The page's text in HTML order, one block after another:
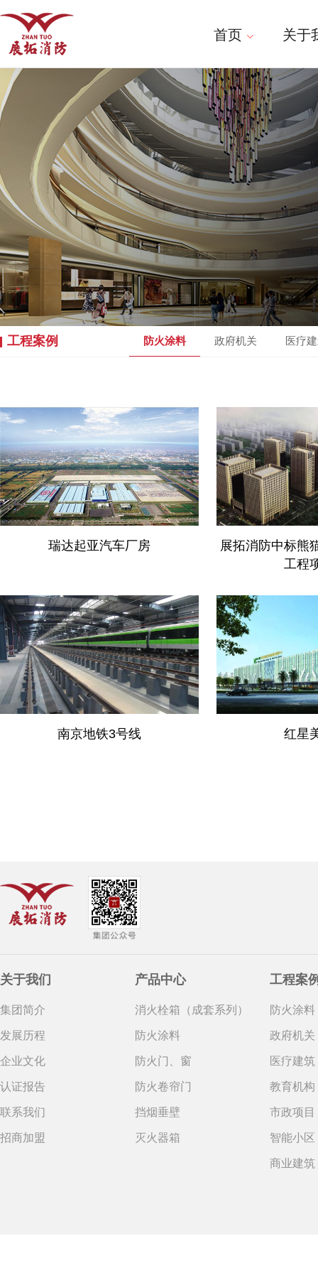
首页 关于
工程案例 防火涂料 政府机关 医疗
瑞达起亚汽车厂房
展拓消防中标熊
工程
南京地铁3号线 红星
关于我们
集团简介
发展历程
企业文化
认证报告
联系我们
招商加盟
产品中心
消火栓箱（成套系列）
防火涂料
防火门、窗
防火卷帘门
挡烟垂壁
灭火器箱
工程案
防火涂料
政府机关
医疗建筑
教育机构
市政项目
智能小区
商业建筑